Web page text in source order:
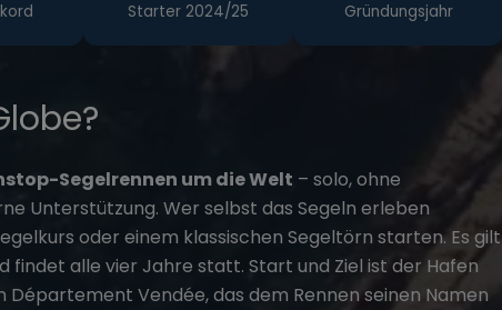
Starter 2024/25 Gründungsjahr
Segelrennen um die Welt – solo, ohne
Unterstützung. Wer selbst das Segeln erleben
oder einem klassischen Segeltörn starten. Es gilt
findet alle vier Jahre statt. Start und Ziel ist der Hafen
Département Vendée, das dem Rennen seinen Namen